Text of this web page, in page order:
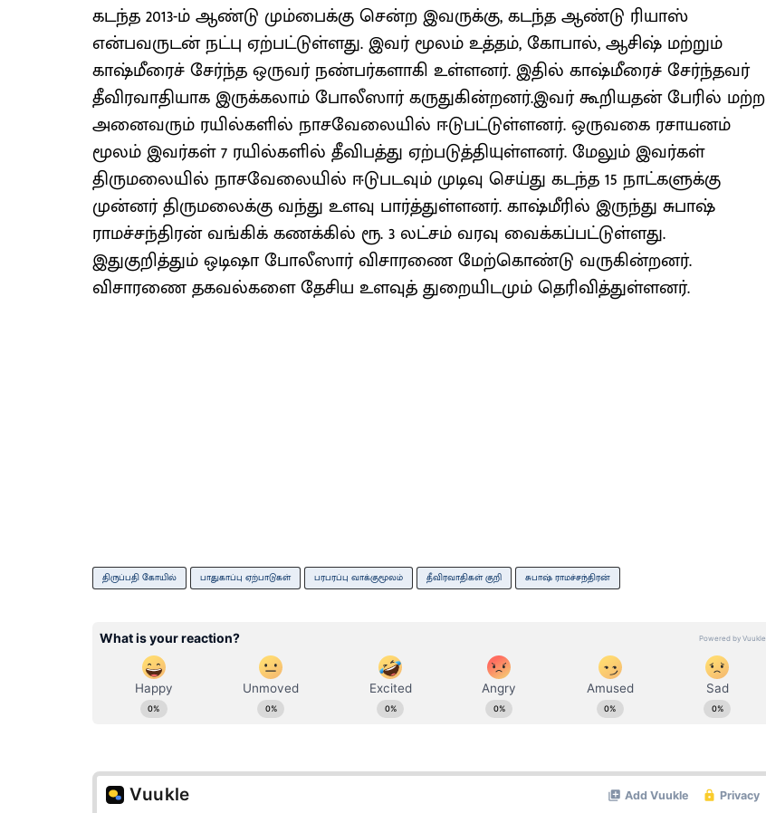
கடந்த 2013-ம் ஆண்டு மும்பைக்கு சென்ற இவருக்கு, கடந்த ஆண்டு ரியாஸ்
என்பவருடன் நட்பு ஏற்பட்டுள்ளது. இவர் மூலம் உத்தம், கோபால், ஆசிஷ் மற்றும்
காஷ்மீரைச் சேர்ந்த ஒருவர் நண்பர்களாகி உள்ளனர். இதில் காஷ்மீரைச் சேர்ந்தவர்
தீவிரவாதியாக இருக்கலாம் போலீஸார் கருதுகின்றனர்.இவர் கூறியதன் பேரில் மற்ற
அனைவரும் ரயில்களில் நாசவேலையில் ஈடுபட்டுள்ளனர். ஒருவகை ரசாயனம்
மூலம் இவர்கள் 7 ரயில்களில் தீவிபத்து ஏற்படுத்தியுள்ளனர். மேலும் இவர்கள்
திருமலையில் நாசவேலையில் ஈடுபடவும் முடிவு செய்து கடந்த 15 நாட்களுக்கு
முன்னர் திருமலைக்கு வந்து உளவு பார்த்துள்ளனர். காஷ்மீரில் இருந்து சுபாஷ்
ராமச்சந்திரன் வங்கிக் கணக்கில் ரூ. 3 லட்சம் வரவு வைக்கப்பட்டுள்ளது.
இதுகுறித்தும் ஒடிஷா போலீஸார் விசாரணை மேற்கொண்டு வருகின்றனர்.
விசாரணை தகவல்களை தேசிய உளவுத் துறையிடமும் தெரிவித்துள்ளனர்.
திருப்பதி கோயில் பாதுகாப்பு ஏற்பாடுகள் பரபரப்பு வாக்குமூலம் தீவிரவாதிகள் குறி சுபாஷ் ராமச்சந்திரன்